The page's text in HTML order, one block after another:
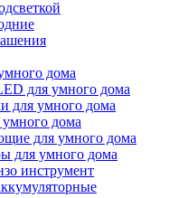
дома
для умного дома
для умного дома
умного дома
для умного дома
для умного дома
инструмент